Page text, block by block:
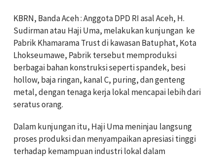
KBRN, Banda Aceh : Anggota DPD RI asal Aceh, H.
Sudirman atau Haji Uma, melakukan kunjungan ke
Pabrik Khamarama Trust di kawasan Batuphat, Kota
Lhokseumawe, Pabrik tersebut memproduksi
berbagai bahan konstruksi seperti spandek, besi
hollow, baja ringan, kanal C, puring, dan genteng
metal, dengan tenaga kerja lokal mencapai lebih dari
seratus orang.
Dalam kunjungan itu, Haji Uma meninjau langsung
proses produksi dan menyampaikan apresiasi tinggi
terhadap kemampuan industri lokal dalam